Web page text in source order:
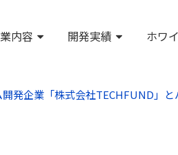
内容 開発実績 ホワ
発企業「株式会社TECHFUND」